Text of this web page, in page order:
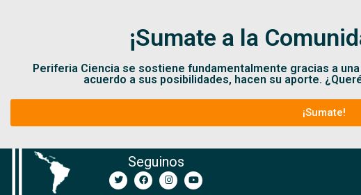
¡Sumate a la
Periferia Ciencia se sostiene fundamentalmente gracias a
acuerdo a sus posibilidades, hacen su aporte.
¡Sumate!
Seguinos